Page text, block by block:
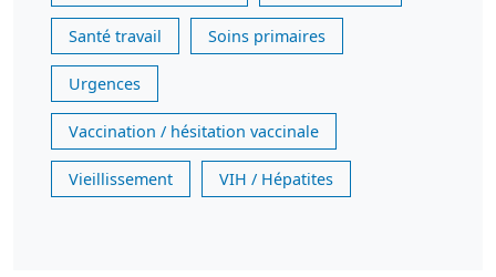
Santé travail Soins primaires
Urgences
Vaccination / hésitation vaccinale
Vieillissement VIH / Hépatites